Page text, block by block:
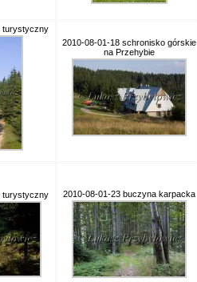
turystyczny
2010-08-01-18 schronisko górskie
na Przehybie
turystyczny
2010-08-01-23 buczyna karpacka